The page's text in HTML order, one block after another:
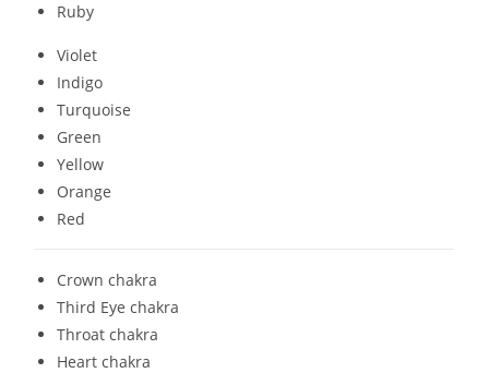
Ruby
Violet
Indigo
Turquoise
Green
Yellow
Orange
Red
Crown chakra
Third Eye chakra
Throat chakra
Heart chakra